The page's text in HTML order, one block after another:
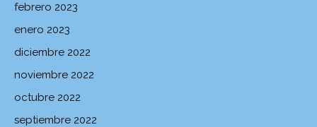
febrero 2023
enero 2023
diciembre 2022
noviembre 2022
octubre 2022
septiembre 2022